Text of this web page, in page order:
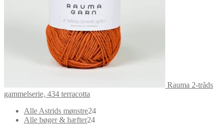
Rauma 2-tråds
gammelserie, 434 terracotta
Alle Astrids mønstre2424
Alle bøger & hæfter2424